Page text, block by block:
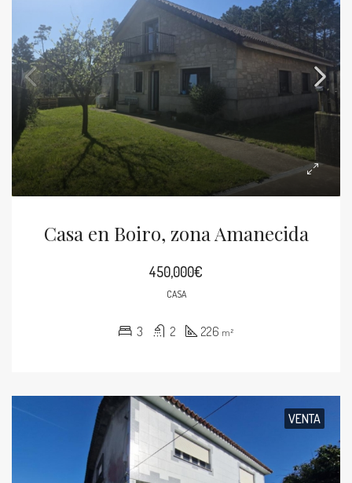
Casa en Boiro, zona Amanecida
450,000€
CASA
3 2 226 m²
VENTA